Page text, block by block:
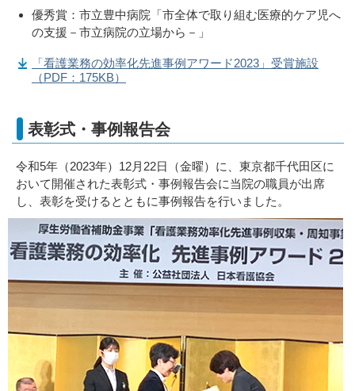
優秀賞：市立豊中病院「市全体で取り組む医療的ケア児へ
の支援－市立病院の立場から－」
「看護業務の効率化先進事例アワード2023」受賞施設
（PDF：175KB）
表彰式・事例報告会
令和5年（2023年）12月22日（金曜）に、東京都千代田区に
おいて開催された表彰式・事例報告会に当院の職員が出席
し、表彰を受けるとともに事例報告を行いました。